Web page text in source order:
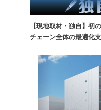
【現地取材・独自】初
チェーン全体の最適化